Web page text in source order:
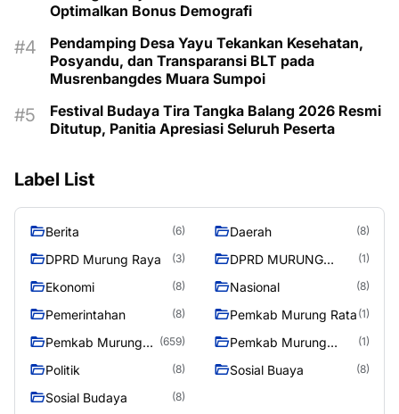
Optimalkan Bonus Demografi
Pendamping Desa Yayu Tekankan Kesehatan,
Posyandu, dan Transparansi BLT pada
Musrenbangdes Muara Sumpoi
Festival Budaya Tira Tangka Balang 2026 Resmi
Ditutup, Panitia Apresiasi Seluruh Peserta
Label List
Berita (6) Daerah (8)
DPRD Murung Raya (3)
DPRD MURUNG
(1)
Ekonomi (8) Nasional (8)
Pemerintahan (8) Pemkab Murung Rata (1)
Pemkab Murung
(659)
Pemkab Murung
(1)
Politik (8) Sosial Buaya (8)
Sosial Budaya (8)